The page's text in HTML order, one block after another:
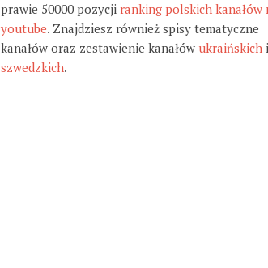
prawie 50000 pozycji ranking polskich kanałów
youtube. Znajdziesz również spisy tematyczne
kanałów oraz zestawienie kanałów ukraińskich i
szwedzkich.